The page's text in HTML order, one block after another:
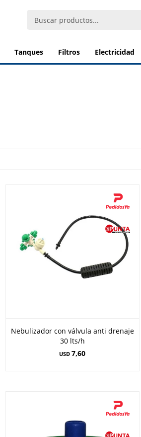
tanques filtros electricidad
Nebulizador con válvula anti drenaje
30 lts/h
USD 7,60